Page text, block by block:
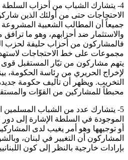
4- يتشارك الشباب من أحزاب السلطة
الاحتجاجات حتى من أولئك الذين
جميعاً أن المطالب الشعبية
والاستثمار ضد أحزابهم، وهو ما
فالمشاركون من أحزاب حليفة لحزب
مجموعات على خط الاحتجاجات
يتهم مشاركون من تيّار المستقبل قوى
لإخراج الحريري من رئاسة الحكومة،
التخريب. ويظهر أن تأليف حكومة
محبطاً للمشاركين من القوّات
5- يتشارك عدد من الشباب المسلمين
الموجودة في السلطة الإشارة إلى دور
أو توجيهها وهو أمر يغيب لدى
المشاركون أن التغيير في لبنان،
بإرادات خارجية بالنظر إلى كون